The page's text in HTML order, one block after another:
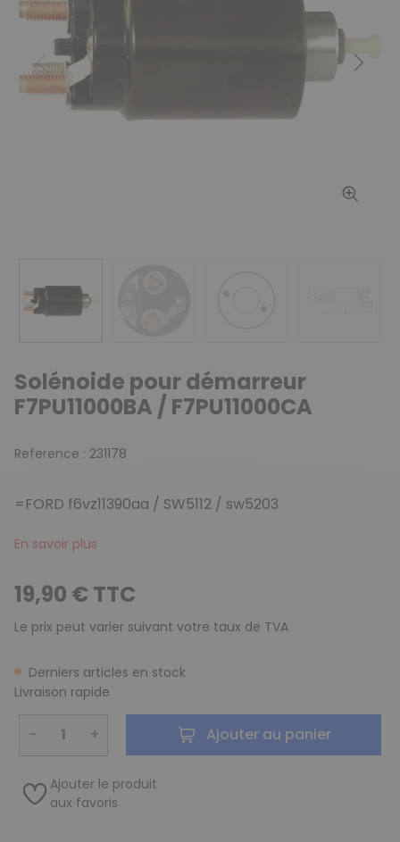
Précédent
Solénoide pour démarreur
F7PU11000BA / F7PU11000CA
Reference : 231178
=FORD f6vz11390aa / SW5112 / sw5203
En savoir plus
19,90 € TTC
Le prix peut varier suivant votre taux de TVA
Derniers articles en stock
Livraison rapide
− + Ajouter au panier
Ajouter le produit
aux favoris